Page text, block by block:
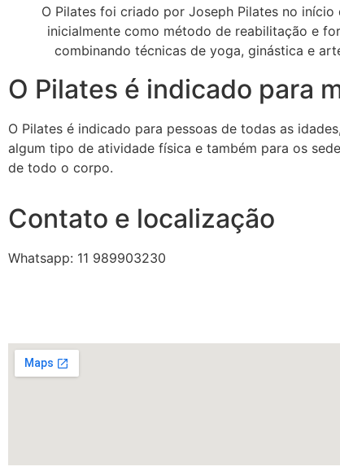
O Pilates foi criado por Joseph Pilates no início
inicialmente como método de reabilitação e
combinando técnicas de yoga, ginástica e
O Pilates é indicado para
O Pilates é indicado para pessoas de todas as
algum tipo de atividade física e também para os
de todo o corpo.
Contato e localização
Whatsapp: 11 989903230